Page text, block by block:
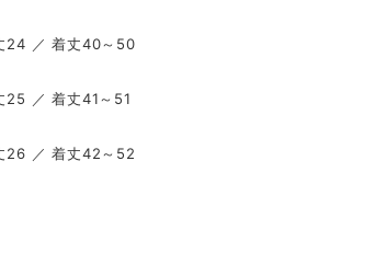
24 ／ 着丈40～50
25 ／ 着丈41～51
26 ／ 着丈42～52